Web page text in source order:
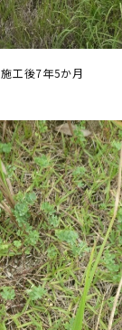
施工後7年5か月